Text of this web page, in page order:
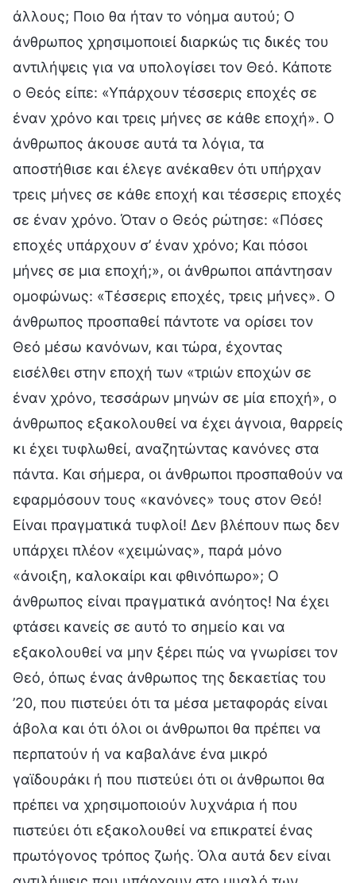
άλλους; Ποιο θα ήταν το νόημα αυτού; Ο
άνθρωπος χρησιμοποιεί διαρκώς τις δικές του
αντιλήψεις για να υπολογίσει τον Θεό. Κάποτε
ο Θεός είπε: «Υπάρχουν τέσσερις εποχές σε
έναν χρόνο και τρεις μήνες σε κάθε εποχή». Ο
άνθρωπος άκουσε αυτά τα λόγια, τα
αποστήθισε και έλεγε ανέκαθεν ότι υπήρχαν
τρεις μήνες σε κάθε εποχή και τέσσερις εποχές
σε έναν χρόνο. Όταν ο Θεός ρώτησε: «Πόσες
εποχές υπάρχουν σ’ έναν χρόνο; Και πόσοι
μήνες σε μια εποχή;», οι άνθρωποι απάντησαν
ομοφώνως: «Τέσσερις εποχές, τρεις μήνες». Ο
άνθρωπος προσπαθεί πάντοτε να ορίσει τον
Θεό μέσω κανόνων, και τώρα, έχοντας
εισέλθει στην εποχή των «τριών εποχών σε
έναν χρόνο, τεσσάρων μηνών σε μία εποχή», ο
άνθρωπος εξακολουθεί να έχει άγνοια, θαρρείς
κι έχει τυφλωθεί, αναζητώντας κανόνες στα
πάντα. Και σήμερα, οι άνθρωποι προσπαθούν να
εφαρμόσουν τους «κανόνες» τους στον Θεό!
Είναι πραγματικά τυφλοί! Δεν βλέπουν πως δεν
υπάρχει πλέον «χειμώνας», παρά μόνο
«άνοιξη, καλοκαίρι και φθινόπωρο»; Ο
άνθρωπος είναι πραγματικά ανόητος! Να έχει
φτάσει κανείς σε αυτό το σημείο και να
εξακολουθεί να μην ξέρει πώς να γνωρίσει τον
Θεό, όπως ένας άνθρωπος της δεκαετίας του
’20, που πιστεύει ότι τα μέσα μεταφοράς είναι
άβολα και ότι όλοι οι άνθρωποι θα πρέπει να
περπατούν ή να καβαλάνε ένα μικρό
γαϊδουράκι ή που πιστεύει ότι οι άνθρωποι θα
πρέπει να χρησιμοποιούν λυχνάρια ή που
πιστεύει ότι εξακολουθεί να επικρατεί ένας
πρωτόγονος τρόπος ζωής. Όλα αυτά δεν είναι